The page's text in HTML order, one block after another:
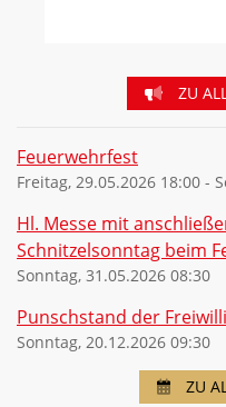
ZU
Feuerwehrfest
Freitag, 29.05.2026 18:00 -
Hl. Messe mit
Schnitzelsonntag beim
Sonntag, 31.05.2026 08:30
Punschstand der
Sonntag, 20.12.2026 09:30
ZU